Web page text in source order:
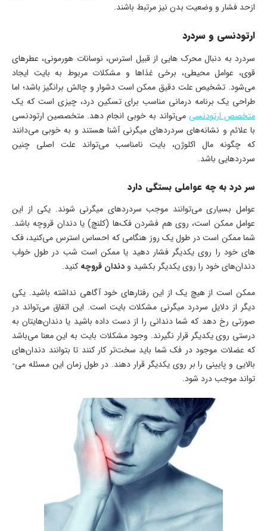
ازحد فشار و وضعیت بدن نیز مرتبط باشند.
ارتودنسی و سردرد
سردرد به دنبال محرک ­‌هایی از قبیل استرس، نوسانات هورمونی، عطرهای
قوی، عوامل محیطی، برخی غذاها و مشکلات مربوط به بایت ایجاد
می‌شود. تشخیص علت دقیق ممکن است دشوار و چالش برانگیز باشد؛ اما
طراحی یک برنامه درمانی مناسب برای تسکین درد، چیزی است که یک
متخصص ارتودنسی می‌تواند به خوبی انجام دهد. متخصصین ارتودنسی
با علائم و نشانه‌­های سردردهای میگرنی آشنا هستند و به خوبی می­‌دانند
که چگونه مال­ اکلوژن، بایت نامناسب می‌­تواند علت اصلی چنین
سردردهایی باشد.
سر درد به چه عواملی بستگی دارد
عوامل بسیاری می­‌توانند موجب سردردهای میگرنی شوند. یکی از این
عوامل ممکن است، روی هم فشردن فک­‌ها (کلنچ) یا دندان قروچه باشد.
شما ممکن است در طول یک روز هنگامی که احساس استرس می­‌کنید، فک­‌
های خود را روی یکدیگر فشار دهید یا ممکن است شب در طول خواب
دندان‌های خود را روی یکدیگر بکشید و دندان قروچه کنید.
ممکن است از هیچ یک از این رفتارهای خود آگاهی نداشته باشید. یکی
دیگر از دلایل سردرد میگرنی مشکلات بایت است. این اتفاق می‌­تواند در
صورتی رخ دهد که شما دندانی را از دست داده باشید یا دندان­‌هایتان به
درستی روی یکدیگر قرار نگیرند. وجود مشکلات بایت به این معنا می‌­باشد
که عضلات موجود در فک شما باید سخت­‌تر کار کنند تا بتوانند دندان­‌های
بالایی و پایینی را بر روی یکدیگر قرار دهند. در طول زمان این مسئله می‌­
تواند موجب درد شود.